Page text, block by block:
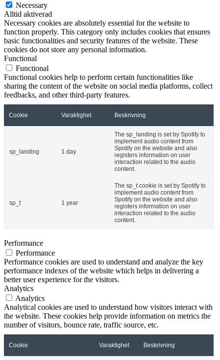
Necessary
Alltid aktiverad
Necessary cookies are absolutely essential for the website to
function properly. This category only includes cookies that ensures
basic functionalities and security features of the website. These
cookies do not store any personal information.
Functional
Functional
Functional cookies help to perform certain functionalities like
sharing the content of the website on social media platforms, collect
feedbacks, and other third-party features.
Cookie Varaktighet Beskrivning
sp_landing 1 day
The sp_landing is set by Spotify to
implement audio content from
Spotify on the website and also
registers information on user
interaction related to the audio
content.
sp_t 1 year
The sp_t cookie is set by Spotify to
implement audio content from
Spotify on the website and also
registers information on user
interaction related to the audio
content.
Performance
Performance
Performance cookies are used to understand and analyze the key
performance indexes of the website which helps in delivering a
better user experience for the visitors.
Analytics
Analytics
Analytical cookies are used to understand how visitors interact with
the website. These cookies help provide information on metrics the
number of visitors, bounce rate, traffic source, etc.
Cookie Varaktighet Beskrivning